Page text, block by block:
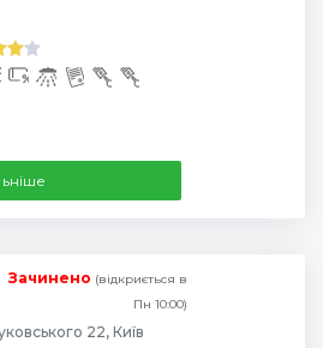
Зачинено (відкриється в
Пн 10:00)
22, Київ